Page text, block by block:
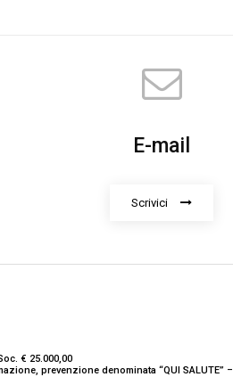
E-mail
Scrivici
€ 25.000,00
prevenzione denominata “QUI SALUTE” –